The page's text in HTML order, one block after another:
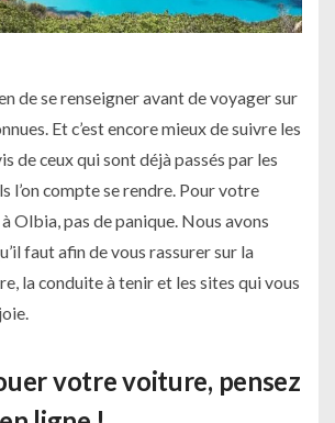
de se renseigner avant de voyager sur
Et c’est encore mieux de suivre les
de ceux qui sont déjà passés par les
l’on compte se rendre. Pour votre
Olbia, pas de panique. Nous avons
faut afin de vous rassurer sur la
la conduite à tenir et les sites qui vous
votre voiture, pensez